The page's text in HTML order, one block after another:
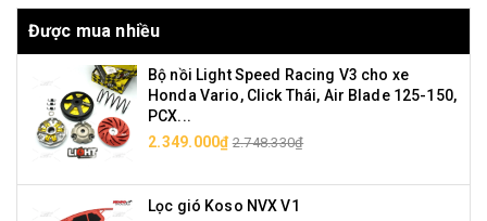
Được mua nhiều
Bộ nồi Light Speed Racing V3 cho xe
Honda Vario, Click Thái, Air Blade 125-150,
PCX...
2.349.000₫ 2.748.330₫
Lọc gió Koso NVX V1